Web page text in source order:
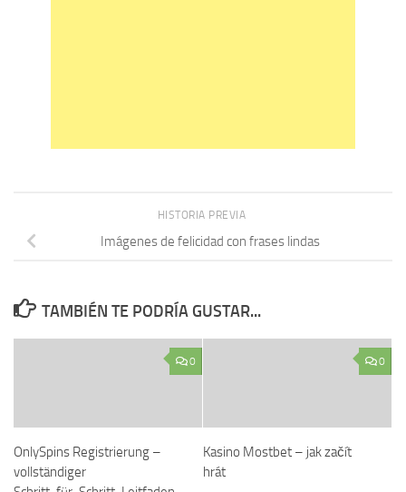
HISTORIA PREVIA
Imágenes de felicidad con frases lindas
TAMBIÉN TE PODRÍA GUSTAR...
0
OnlySpins Registrierung –
vollständiger
0
Kasino Mostbet – jak začít
hrát